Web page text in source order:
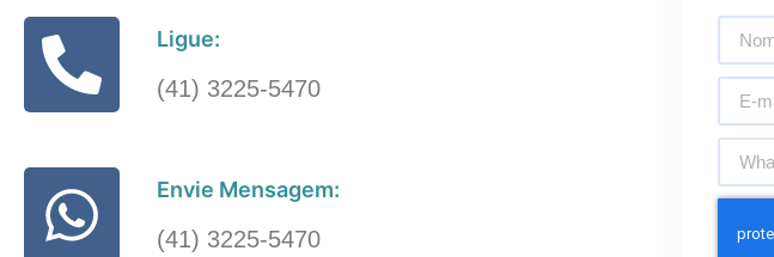
Ligue:
(41) 3225-5470
Envie Mensagem:
(41) 3225-5470